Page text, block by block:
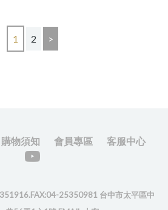
1 2 >
購物須知 會員專區 客服中心
25350981 台中市太平區中